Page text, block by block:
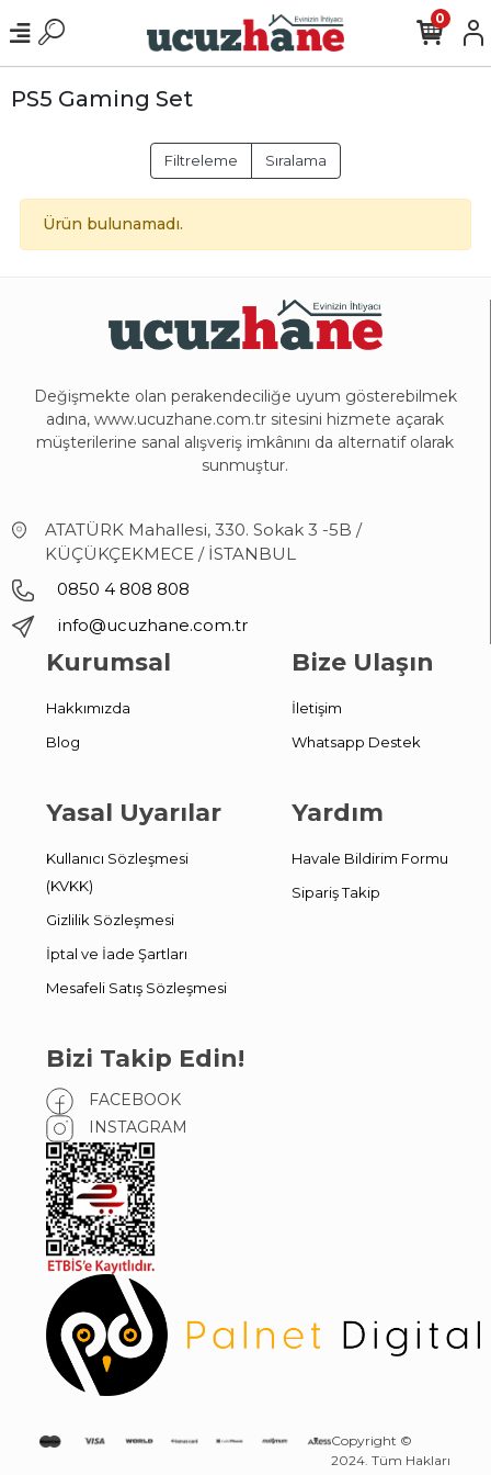
0
PS5 Gaming Set
Filtreleme Sıralama
Ürün bulunamadı.
Değişmekte olan perakendeciliğe uyum gösterebilmek
adına, www.ucuzhane.com.tr sitesini hizmete açarak
müşterilerine sanal alışveriş imkânını da alternatif olarak
sunmuştur.
ATATÜRK Mahallesi, 330. Sokak 3 -5B /
KÜÇÜKÇEKMECE / İSTANBUL
0850 4 808 808
info@ucuzhane.com.tr
Kurumsal
Hakkımızda
Blog
Yasal Uyarılar
Kullanıcı Sözleşmesi
(KVKK)
Gizlilik Sözleşmesi
İptal ve İade Şartları
Mesafeli Satış Sözleşmesi
Bize Ulaşın
İletişim
Whatsapp Destek
Yardım
Havale Bildirim Formu
Sipariş Takip
Bizi Takip Edin!
FACEBOOK
INSTAGRAM
Copyright ©
2024. Tüm Hakları